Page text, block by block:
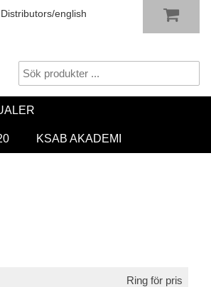
Distributors/english
KSAB AKADEMI
Ring för pris